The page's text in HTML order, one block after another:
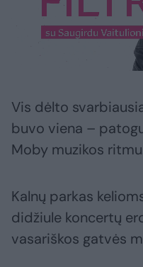
Vis dėlto
buvo viena –
Moby muzikos
Kalnų parkas
didžiule koncertų
vasariškos gatvės